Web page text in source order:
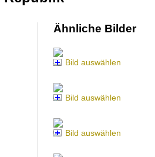
Ähnliche Bilder
Bild auswählen
Bild auswählen
Bild auswählen